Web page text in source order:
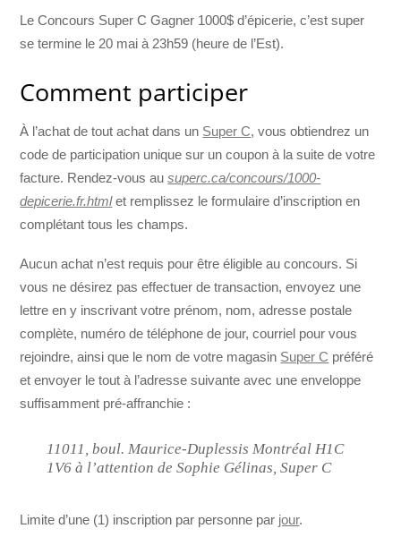
Le Concours Super C Gagner 1000$ d’épicerie, c’est super
se termine le 20 mai à 23h59 (heure de l’Est).
Comment participer
À l’achat de tout achat dans un Super C, vous obtiendrez un
code de participation unique sur un coupon à la suite de votre
facture. Rendez-vous ausuperc.ca/concours/1000-
depicerie.fr.htmlet remplissez le formulaire d’inscription en
complétant tous les champs.
Aucun achat n’est requis pour être éligible au concours. Si
vous ne désirez pas effectuer de transaction, envoyez une
lettre en y inscrivant votre prénom, nom, adresse postale
complète, numéro de téléphone de jour, courriel pour vous
rejoindre, ainsi que le nom de votre magasin Super C préféré
et envoyer le tout à l’adresse suivante avec une enveloppe
suffisamment pré-affranchie :
11011, boul. Maurice-Duplessis Montréal H1C
1V6 à l’attention de Sophie Gélinas, Super C
Limite d’une (1) inscription par personne par jour.